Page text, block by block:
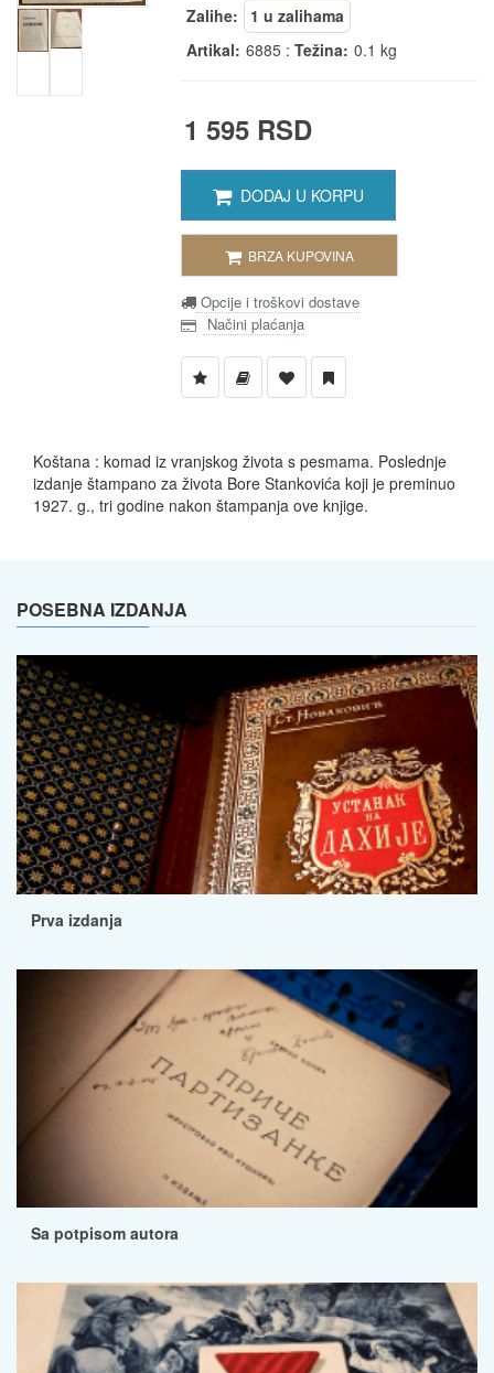
Zalihe:
1 u zalihama
Artikal: 6885 :Težina: 0.1 kg
1 595 RSD
DODAJ U KORPU
BRZA KUPOVINA
Opcije i troškovi dostave
Načini plaćanja
Koštana : komad iz vranjskog života s pesmama. Poslednje
izdanje štampano za života Bore Stankovića koji je preminuo
1927. g., tri godine nakon štampanja ove knjige.
POSEBNA IZDANJA
Prva izdanja
Sa potpisom autora